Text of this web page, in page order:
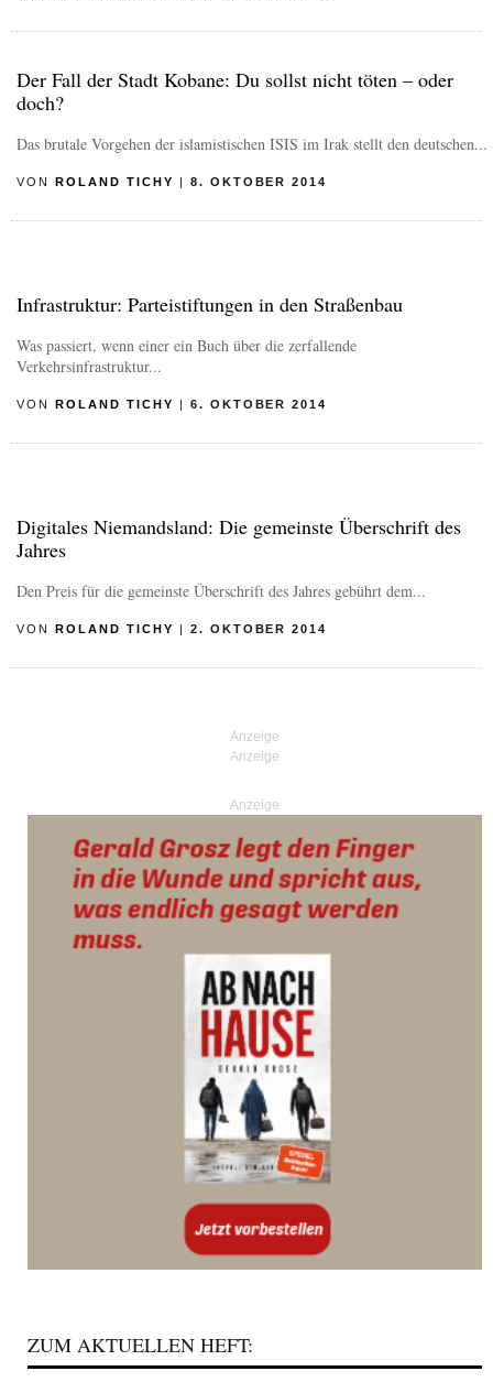
Der Fall der Stadt Kobane: Du sollst nicht töten – oder
doch?
Das brutale Vorgehen der islamistischen ISIS im Irak stellt den deutschen...
VON ROLAND TICHY | 8. OKTOBER 2014
Infrastruktur: Parteistiftungen in den Straßenbau
Was passiert, wenn einer ein Buch über die zerfallende
Verkehrsinfrastruktur...
VON ROLAND TICHY | 6. OKTOBER 2014
Digitales Niemandsland: Die gemeinste Überschrift des
Jahres
Den Preis für die gemeinste Überschrift des Jahres gebührt dem...
VON ROLAND TICHY | 2. OKTOBER 2014
Anzeige
ZUM AKTUELLEN HEFT: